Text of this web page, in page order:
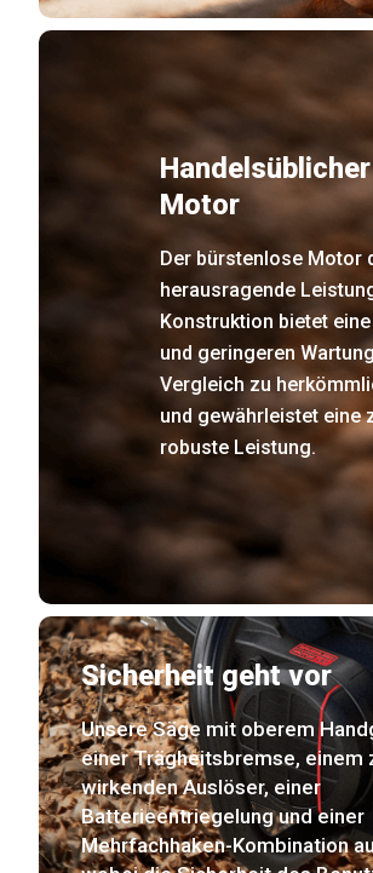
Motor
Der bürstenlose Motor
herausragende
Konstruktion bietet
und geringeren
Vergleich zu
und gewährleistet eine
robuste Leistung.
Sicherheit geht vor
Unsere Säge mit oberem
einer Trägheitsbremse, einem
wirkenden Auslöser, einer
Batterieentriegelung und einer
Mehrfachhaken-Kombination